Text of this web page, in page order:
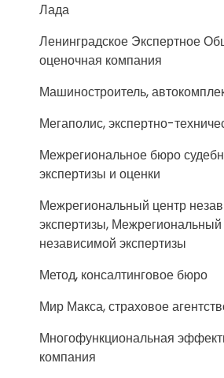
Лада
Ленинградское Экспертное
оценочная компания
Машиностроитель,
Мегаполис, экспертно-
Межрегиональное бюро
экспертизы и оценки
Межрегиональный центр
экспертизы,
независимой экспертизы
Метод, консалтинговое бюро
Мир Макса, страховое
Многофункциональная
компания